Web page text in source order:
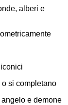
alberi e
si completano
e demone